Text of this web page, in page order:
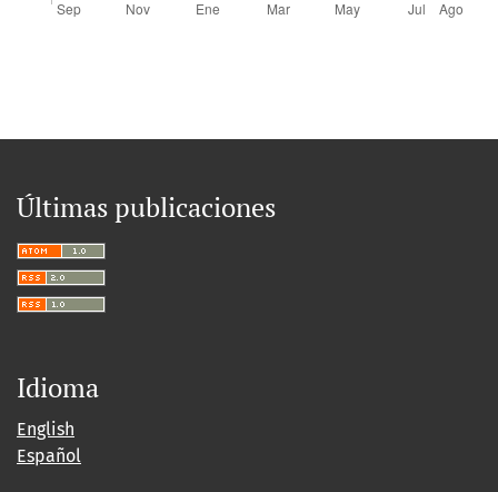
Últimas publicaciones
Idioma
English
Español